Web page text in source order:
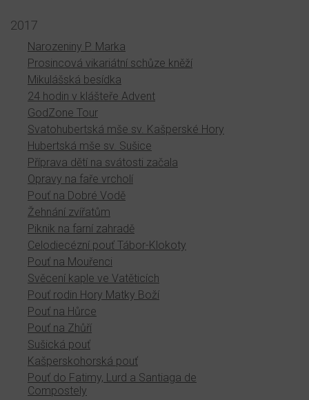
2017
Narozeniny P. Marka
Prosincová vikariátní schůze kněží
Mikulášská besídka
24 hodin v klášteře Advent
GodZone Tour
Svatohubertská mše sv. Kašperské Hory
Hubertská mše sv. Sušice
Příprava dětí na svátosti začala
Opravy na faře vrcholí
Pouť na Dobré Vodě
Žehnání zvířatům
Piknik na farní zahradě
Celodiecézní pouť Tábor-Klokoty
Pouť na Mouřenci
Svěcení kaple ve Vatěticích
Pouť rodin Hory Matky Boží
Pouť na Hůrce
Pouť na Zhůří
Sušická pouť
Kašperskohorská pouť
Pouť do Fatimy, Lurd a Santiaga de
Compostely